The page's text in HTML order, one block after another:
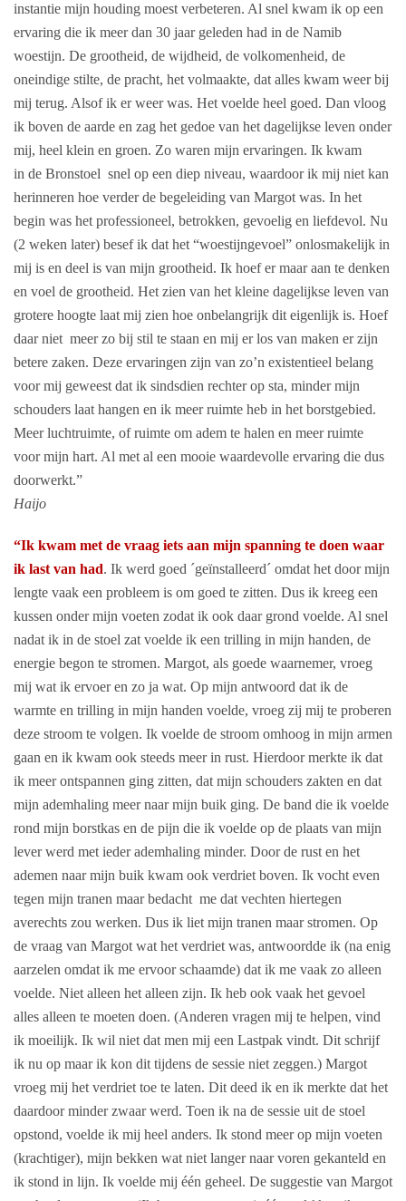
instantie mijn houding moest verbeteren. Al snel kwam ik op een
ervaring die ik meer dan 30 jaar geleden had in de Namib
woestijn. De grootheid, de wijdheid, de volkomenheid, de
oneindige stilte, de pracht, het volmaakte, dat alles kwam weer bij
mij terug. Alsof ik er weer was. Het voelde heel goed. Dan vloog
ik boven de aarde en zag het gedoe van het dagelijkse leven onder
mij, heel klein en groen. Zo waren mijn ervaringen. Ik kwam
in de Bronstoel snel op een diep niveau, waardoor ik mij niet kan
herinneren hoe verder de begeleiding van Margot was. In het
begin was het professioneel, betrokken, gevoelig en liefdevol. Nu
(2 weken later) besef ik dat het “woestijngevoel” onlosmakelijk in
mij is en deel is van mijn grootheid. Ik hoef er maar aan te denken
en voel de grootheid. Het zien van het kleine dagelijkse leven van
grotere hoogte laat mij zien hoe onbelangrijk dit eigenlijk is. Hoef
daar niet meer zo bij stil te staan en mij er los van maken er zijn
betere zaken. Deze ervaringen zijn van zo’n existentieel belang
voor mij geweest dat ik sindsdien rechter op sta, minder mijn
schouders laat hangen en ik meer ruimte heb in het borstgebied.
Meer luchtruimte, of ruimte om adem te halen en meer ruimte
voor mijn hart. Al met al een mooie waardevolle ervaring die dus
doorwerkt.”
Haijo
“Ik kwam met de vraag iets aan mijn spanning te doen waar
ik last van had. Ik werd goed ´geïnstalleerd´ omdat het door mijn
lengte vaak een probleem is om goed te zitten. Dus ik kreeg een
kussen onder mijn voeten zodat ik ook daar grond voelde. Al snel
nadat ik in de stoel zat voelde ik een trilling in mijn handen, de
energie begon te stromen. Margot, als goede waarnemer, vroeg
mij wat ik ervoer en zo ja wat. Op mijn antwoord dat ik de
warmte en trilling in mijn handen voelde, vroeg zij mij te proberen
deze stroom te volgen. Ik voelde de stroom omhoog in mijn armen
gaan en ik kwam ook steeds meer in rust. Hierdoor merkte ik dat
ik meer ontspannen ging zitten, dat mijn schouders zakten en dat
mijn ademhaling meer naar mijn buik ging. De band die ik voelde
rond mijn borstkas en de pijn die ik voelde op de plaats van mijn
lever werd met ieder ademhaling minder. Door de rust en het
ademen naar mijn buik kwam ook verdriet boven. Ik vocht even
tegen mijn tranen maar bedacht me dat vechten hiertegen
averechts zou werken. Dus ik liet mijn tranen maar stromen. Op
de vraag van Margot wat het verdriet was, antwoordde ik (na enig
aarzelen omdat ik me ervoor schaamde) dat ik me vaak zo alleen
voelde. Niet alleen het alleen zijn. Ik heb ook vaak het gevoel
alles alleen te moeten doen. (Anderen vragen mij te helpen, vind
ik moeilijk. Ik wil niet dat men mij een Lastpak vindt. Dit schrijf
ik nu op maar ik kon dit tijdens de sessie niet zeggen.) Margot
vroeg mij het verdriet toe te laten. Dit deed ik en ik merkte dat het
daardoor minder zwaar werd. Toen ik na de sessie uit de stoel
opstond, voelde ik mij heel anders. Ik stond meer op mijn voeten
(krachtiger), mijn bekken wat niet langer naar voren gekanteld en
ik stond in lijn. Ik voelde mij één geheel. De suggestie van Margot